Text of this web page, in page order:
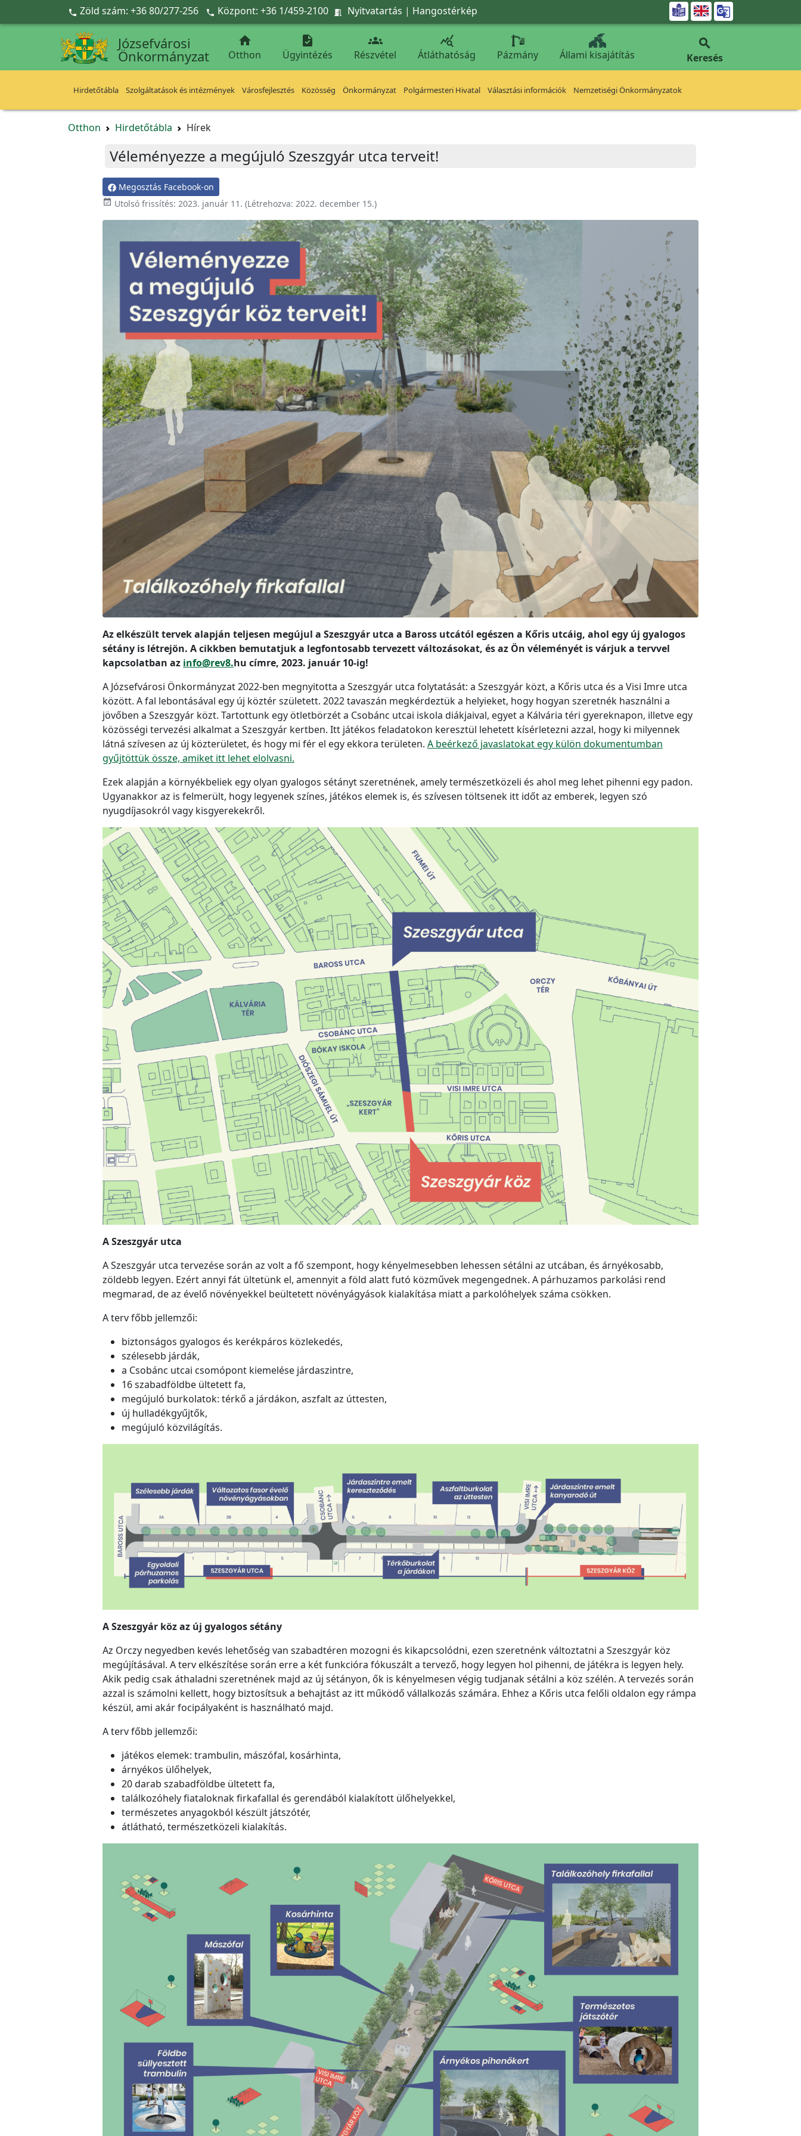
Ugrás a fő tartalomra
 Zöld szám: +36 80/277-256  Központ: +36 1/459-2100  Nyitvatartás | Hangostérkép 
Józsefvárosi
Önkormányzat

Otthon

Ügyintézés

Részvétel

Átláthatóság Pázmány Állami kisajátítás

Keresés
Hirdetőtábla Szolgáltatások és intézmények Városfejlesztés Közösség Önkormányzat Polgármesteri Hivatal Választási információk Nemzetiségi Önkormányzatok
Otthon Hirdetőtábla Hírek
Véleményezze a megújuló Szeszgyár utca terveit!
Megosztás Facebook-on
 Utolsó frissítés: 2023. január 11. (Létrehozva: 2022. december 15.)
Az elkészült tervek alapján teljesen megújul a Szeszgyár utca a Baross utcától egészen a Kőris utcáig, ahol egy új gyalogos
sétány is létrejön. A cikkben bemutatjuk a legfontosabb tervezett változásokat, és az Ön véleményét is várjuk a tervvel
kapcsolatban az info@rev8.hu címre, 2023. január 10-ig!
A Józsefvárosi Önkormányzat 2022-ben megnyitotta a Szeszgyár utca folytatását: a Szeszgyár közt, a Kőris utca és a Visi Imre utca
között. A fal lebontásával egy új köztér született. 2022 tavaszán megkérdeztük a helyieket, hogy hogyan szeretnék használni a
jövőben a Szeszgyár közt. Tartottunk egy ötletbörzét a Csobánc utcai iskola diákjaival, egyet a Kálvária téri gyereknapon, illetve egy
közösségi tervezési alkalmat a Szeszgyár kertben. Itt játékos feladatokon keresztül lehetett kísérletezni azzal, hogy ki milyennek
látná szívesen az új közterületet, és hogy mi fér el egy ekkora területen. A beérkező javaslatokat egy külön dokumentumban
gyűjtöttük össze, amiket itt lehet elolvasni.
Ezek alapján a környékbeliek egy olyan gyalogos sétányt szeretnének, amely természetközeli és ahol meg lehet pihenni egy padon.
Ugyanakkor az is felmerült, hogy legyenek színes, játékos elemek is, és szívesen töltsenek itt időt az emberek, legyen szó
nyugdíjasokról vagy kisgyerekekről.
A Szeszgyár utca
A Szeszgyár utca tervezése során az volt a fő szempont, hogy kényelmesebben lehessen sétálni az utcában, és árnyékosabb,
zöldebb legyen. Ezért annyi fát ültetünk el, amennyit a föld alatt futó közművek megengednek. A párhuzamos parkolási rend
megmarad, de az évelő növényekkel beültetett növényágyások kialakítása miatt a parkolóhelyek száma csökken.
A terv főbb jellemzői:
biztonságos gyalogos és kerékpáros közlekedés,
szélesebb járdák,
a Csobánc utcai csomópont kiemelése járdaszintre,
16 szabadföldbe ültetett fa,
megújuló burkolatok: térkő a járdákon, aszfalt az úttesten,
új hulladékgyűjtők,
megújuló közvilágítás.
A Szeszgyár köz az új gyalogos sétány
Az Orczy negyedben kevés lehetőség van szabadtéren mozogni és kikapcsolódni, ezen szeretnénk változtatni a Szeszgyár köz
megújításával. A terv elkészítése során erre a két funkcióra fókuszált a tervező, hogy legyen hol pihenni, de játékra is legyen hely.
Akik pedig csak áthaladni szeretnének majd az új sétányon, ők is kényelmesen végig tudjanak sétálni a köz szélén. A tervezés során
azzal is számolni kellett, hogy biztosítsuk a behajtást az itt működő vállalkozás számára. Ehhez a Kőris utca felőli oldalon egy rámpa
készül, ami akár focipályaként is használható majd.
A terv főbb jellemzői:
játékos elemek: trambulin, mászófal, kosárhinta,
árnyékos ülőhelyek,
20 darab szabadföldbe ültetett fa,
találkozóhely fiataloknak firkafallal és gerendából kialakított ülőhelyekkel,
természetes anyagokból készült játszótér,
átlátható, természetközeli kialakítás.